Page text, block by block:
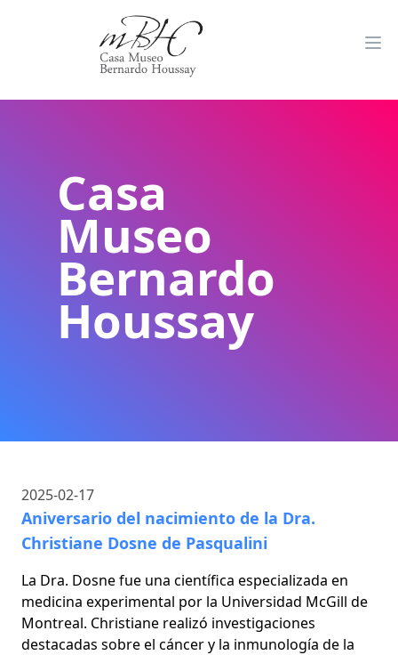
Casa
Museo
Bernardo
Houssay
2025-02-17
Aniversario del nacimiento de la Dra.
Christiane Dosne de Pasqualini
La Dra. Dosne fue una científica especializada en
medicina experimental por la Universidad McGill de
Montreal. Christiane realizó investigaciones
destacadas sobre el cáncer y la inmunología de la